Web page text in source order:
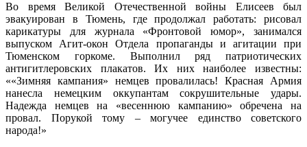
Во время Великой Отечественной войны Елисеев был
эвакуирован в Тюмень, где продолжал работать: рисовал
карикатуры для журнала «Фронтовой юмор», занимался
выпуском Агит-окон Отдела пропаганды и агитации при
Тюменском горкоме. Выполнил ряд патриотических
антигитлеровских плакатов. Их них наиболее известны:
««Зимняя кампания» немцев провалилась! Красная Армия
нанесла немецким оккупантам сокрушительные удары.
Надежда немцев на «весеннюю кампанию» обречена на
провал. Порукой тому – могучее единство советского
народа!»